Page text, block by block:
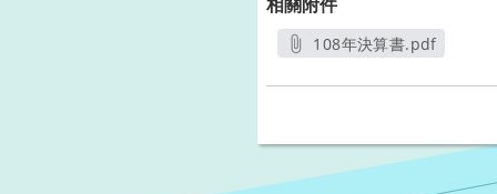
108年決算書.pdf